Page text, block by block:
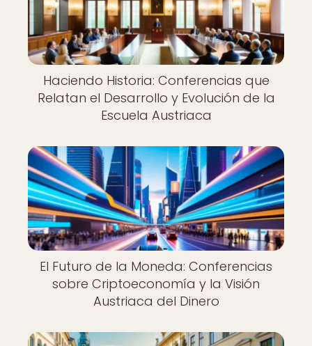
Haciendo Historia: Conferencias que
Relatan el Desarrollo y Evolución de la
Escuela Austriaca
El Futuro de la Moneda: Conferencias
sobre Criptoeconomía y la Visión
Austriaca del Dinero